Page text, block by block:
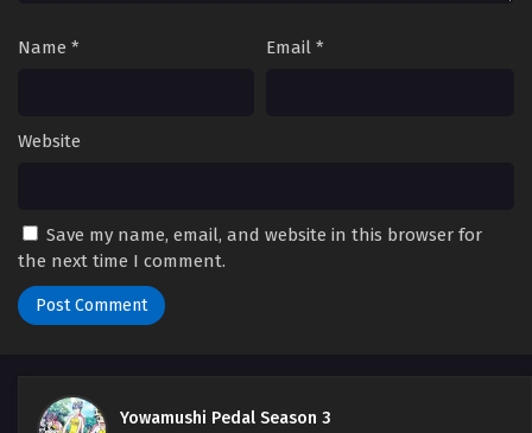
Name * Email *
Website
Save my name, email, and website in this browser for
the next time I comment.
Yowamushi Pedal Season 3